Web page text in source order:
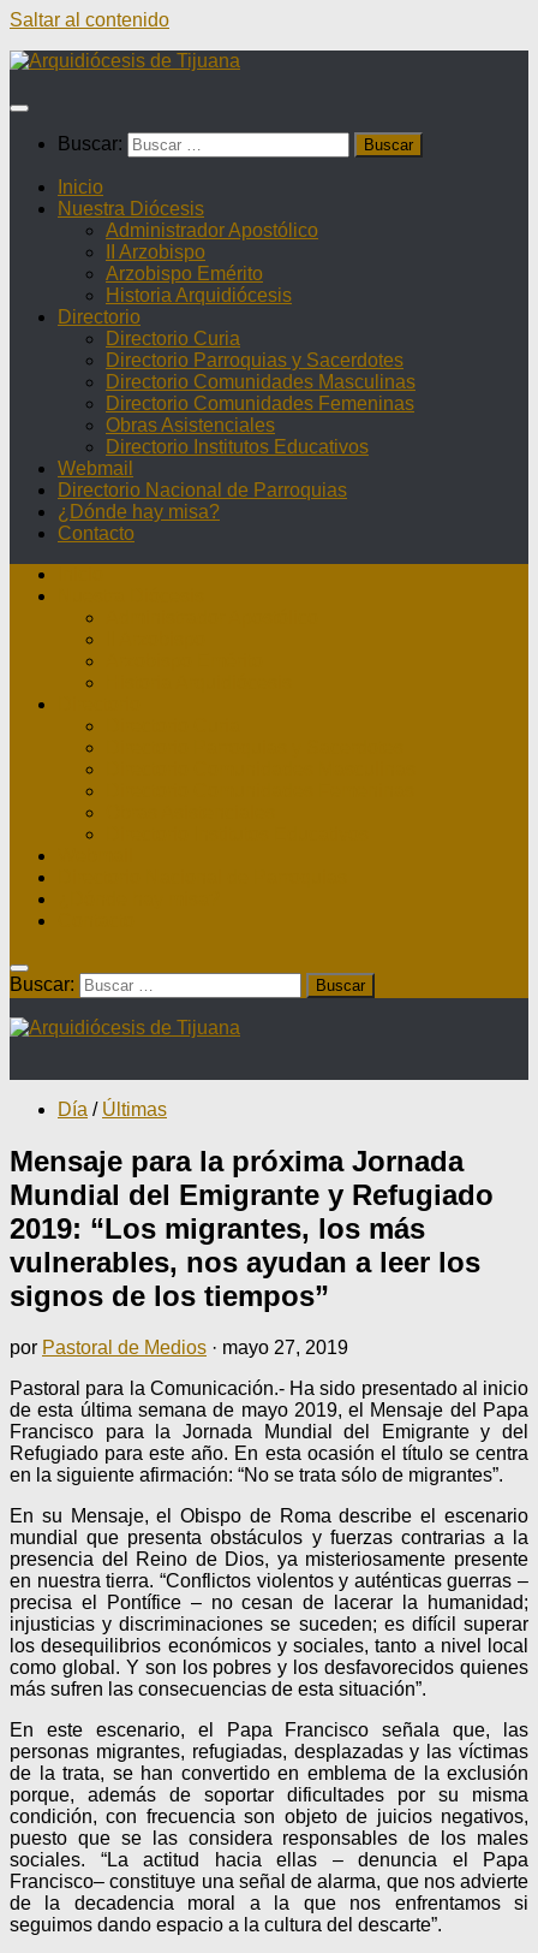
Saltar al contenido
Buscar:
Inicio
Nuestra Diócesis
Administrador Apostólico
II Arzobispo
Arzobispo Emérito
Historia Arquidiócesis
Directorio
Directorio Curia
Directorio Parroquias y Sacerdotes
Directorio Comunidades Masculinas
Directorio Comunidades Femeninas
Obras Asistenciales
Directorio Institutos Educativos
Webmail
Directorio Nacional de Parroquias
¿Dónde hay misa?
Contacto
Buscar:
Día / Últimas
Mensaje para la próxima Jornada
Mundial del Emigrante y Refugiado
2019: “Los migrantes, los más
vulnerables, nos ayudan a leer los
signos de los tiempos”
por Pastoral de Medios · mayo 27, 2019
Pastoral para la Comunicación.- Ha sido presentado al inicio
de esta última semana de mayo 2019, el Mensaje del Papa
Francisco para la Jornada Mundial del Emigrante y del
Refugiado para este año. En esta ocasión el título se centra
en la siguiente afirmación: “No se trata sólo de migrantes”.
En su Mensaje, el Obispo de Roma describe el escenario
mundial que presenta obstáculos y fuerzas contrarias a la
presencia del Reino de Dios, ya misteriosamente presente
en nuestra tierra. “Conflictos violentos y auténticas guerras –
precisa el Pontífice – no cesan de lacerar la humanidad;
injusticias y discriminaciones se suceden; es difícil superar
los desequilibrios económicos y sociales, tanto a nivel local
como global. Y son los pobres y los desfavorecidos quienes
más sufren las consecuencias de esta situación”.
En este escenario, el Papa Francisco señala que, las
personas migrantes, refugiadas, desplazadas y las víctimas
de la trata, se han convertido en emblema de la exclusión
porque, además de soportar dificultades por su misma
condición, con frecuencia son objeto de juicios negativos,
puesto que se las considera responsables de los males
sociales. “La actitud hacia ellas – denuncia el Papa
Francisco– constituye una señal de alarma, que nos advierte
de la decadencia moral a la que nos enfrentamos si
seguimos dando espacio a la cultura del descarte”.